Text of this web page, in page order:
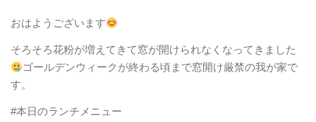
おはようございます
そろそろ花粉が増えてきて窓が開けられなくなってきました
ゴールデンウィークが終わる頃まで窓開け厳禁の我が家で
す。
#本日のランチメニュー